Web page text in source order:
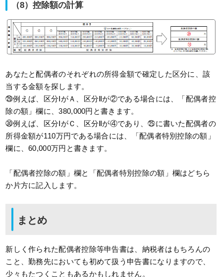
（8）控除額の計算
あなたと配偶者のそれぞれの所得金額で確定した区分に、該
当する金額を探します。
㉙例えば、区分ⅠがＡ、区分Ⅱが②である場合には、「配偶者控
除の額」欄に、380,000円と書きます。
㉚例えば、区分ⅠがＣ、区分Ⅱが④であり、㉕に書いた配偶者の
所得金額が110万円である場合には、「配偶者特別控除の額」
欄に、60,000万円と書きます。
「配偶者控除の額」欄と「配偶者特別控除の額」欄はどちら
か片方に記入します。
まとめ
新しく作られた配偶者控除等申告書は、納税者はもちろんの
こと、勤務先においても初めて扱う申告書になりますので、
少々もたつくこともあるかもしれません。